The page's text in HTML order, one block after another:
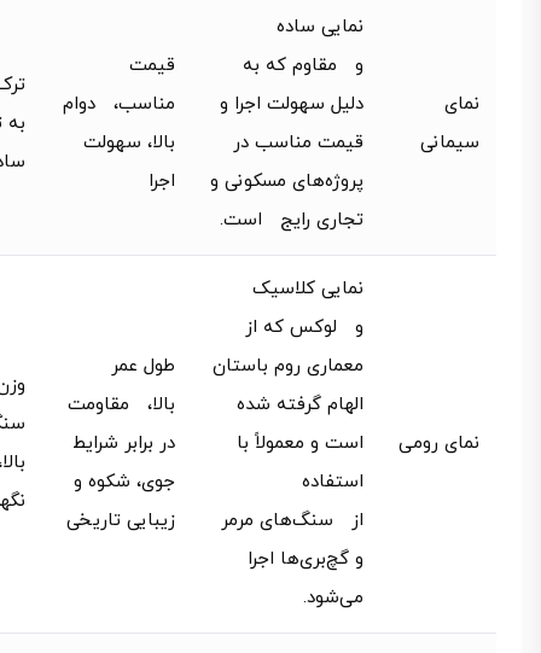
نمای
سیمانی
نمایی ساده
و مقاوم که به
دلیل سهولت اجرا و
قیمت مناسب در
پروژه‌های مسکونی و
تجاری رایج است.
قیمت
مناسب، دوام
بالا، سهولت
اجرا
به
نمای رومی
نمایی کلاسیک
و لوکس که از
معماری روم باستان
الهام گرفته شده
است و معمولاً با
استفاده
از سنگ‌های مرمر
و گچ‌بری‌ها اجرا
می‌شود.
طول عمر
بالا، مقاومت
در برابر شرایط
جوی، شکوه و
زیبایی تاریخی